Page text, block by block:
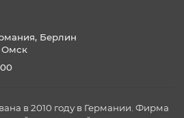
Берлин
Омск
в 2010 году в Германии. Фирма